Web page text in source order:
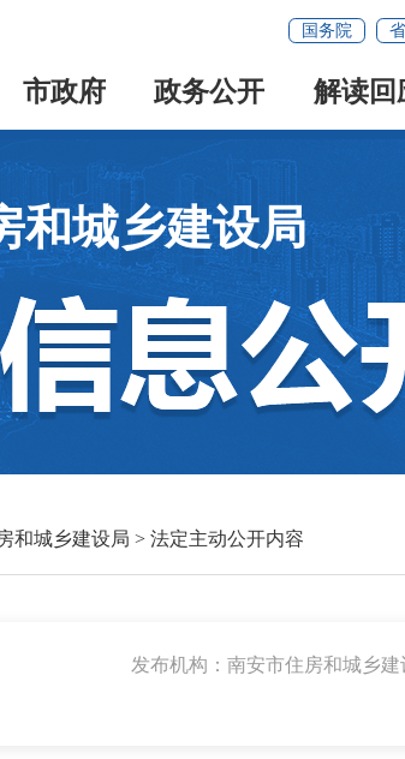
国务院
市政府 政务公开 解读回
和城乡建设局
和城乡建设局 > 法定主动公开内容
发布机构：南安市住房和城乡建